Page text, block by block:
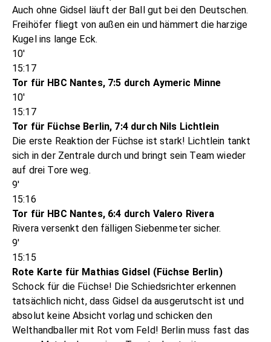
Auch ohne Gidsel läuft der Ball gut bei den Deutschen.
Freihöfer fliegt von außen ein und hämmert die harzige
Kugel ins lange Eck.
10'
15:17
Tor für HBC Nantes, 7:5 durch Aymeric Minne
10'
15:17
Tor für Füchse Berlin, 7:4 durch Nils Lichtlein
Die erste Reaktion der Füchse ist stark! Lichtlein tankt
sich in der Zentrale durch und bringt sein Team wieder
auf drei Tore weg.
9'
15:16
Tor für HBC Nantes, 6:4 durch Valero Rivera
Rivera versenkt den fälligen Siebenmeter sicher.
9'
15:15
Rote Karte für Mathias Gidsel (Füchse Berlin)
Schock für die Füchse! Die Schiedsrichter erkennen
tatsächlich nicht, dass Gidsel da ausgerutscht ist und
absolut keine Absicht vorlag und schicken den
Welthandballer mit Rot vom Feld! Berlin muss fast das